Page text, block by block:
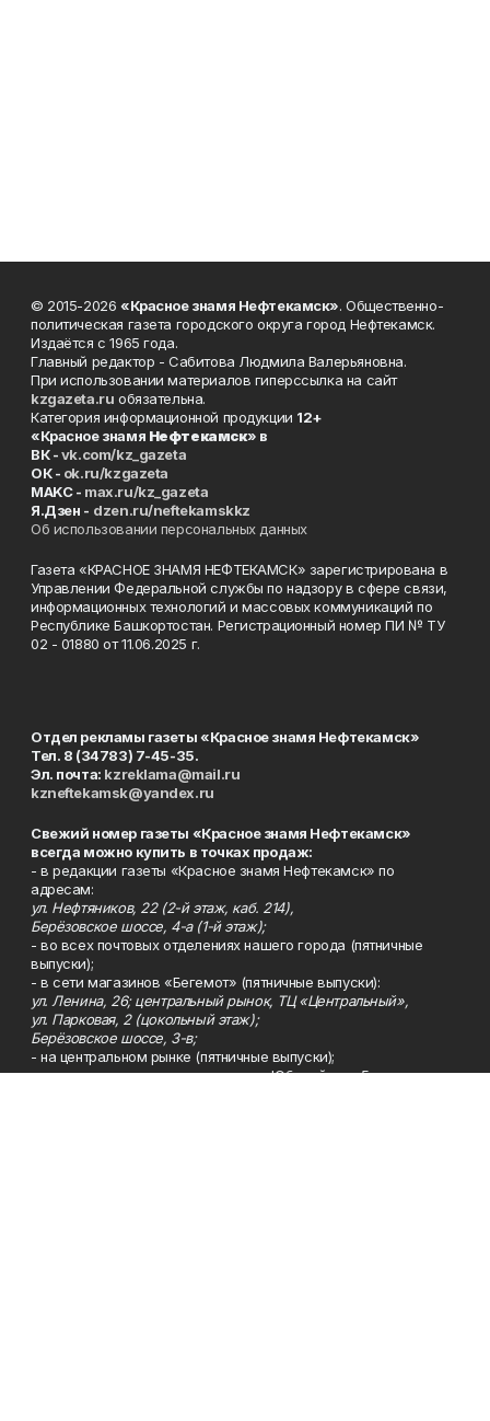
© 2015-2026 «Красное знамя Нефтекамск». Общественно-
политическая газета городского округа город Нефтекамск.
Издаётся с 1965 года.
Главный редактор - Сабитова Людмила Валерьяновна.
При использовании материалов гиперссылка на сайт
kzgazeta.ru обязательна.
Категория информационной продукции 12+
«Красное знамя Нефтекамск» в
ВК -vk.com/kz_gazeta
ОК - ok.ru/kzgazeta
MAKC - max.ru/kz_gazeta
Я.Дзен - dzen.ru/neftekamskkz
Об использовании персональных данных
Газета «КРАСНОЕ ЗНАМЯ НЕФТЕКАМСК» зарегистрирована в
Управлении Федеральной службы по надзору в сфере связи,
информационных технологий и массовых коммуникаций по
Республике Башкортостан. Регистрационный номер ПИ № ТУ
02 - 01880 от 11.06.2025 г.
Отдел рекламы газеты «Красное знамя Нефтекамск»
Тел. 8 (34783) 7-45-35.
Эл. почта: kzreklama@mail.ru
kzneftekamsk@yandex.ru
Свежий номер газеты «Красное знамя Нефтекамск»
всегда можно купить в точках продаж:
- в редакции газеты «Красное знамя Нефтекамск» по
адресам:
ул. Нефтяников, 22 (2-й этаж, каб. 214),
Берёзовское шоссе, 4-а (1-й этаж);
- во всех почтовых отделениях нашего города (пятничные
выпуски);
- в сети магазинов «Бегемот» (пятничные выпуски):
ул. Ленина, 26; центральный рынок, ТЦ «Центральный»,
ул. Парковая, 2 (цокольный этаж);
Берёзовское шоссе, 3-в;
- на центральном рынке (пятничные выпуски);
- в киосках на автовокзале и на пр.Юбилейном, 5.